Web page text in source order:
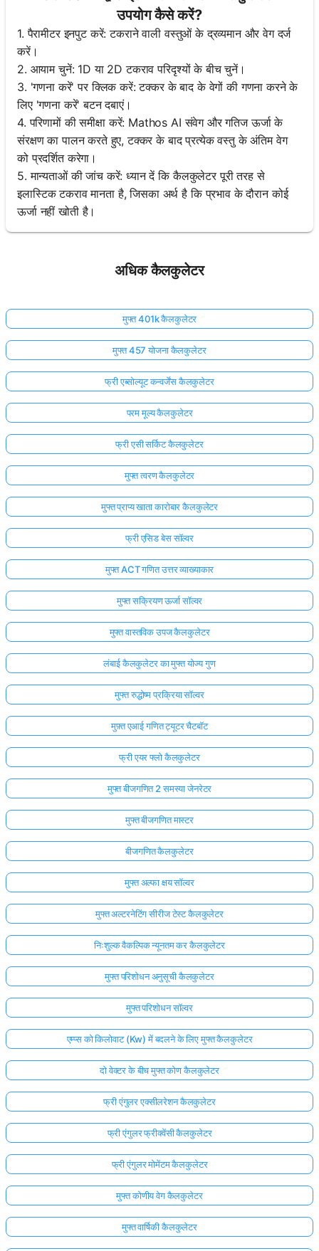
उपयोग कैसे करें?
1. पैरामीटर इनपुट करें: टकराने वाली वस्तुओं के द्रव्यमान और वेग दर्ज
करें।
2. आयाम चुनें: 1D या 2D टकराव परिदृश्यों के बीच चुनें।
3. 'गणना करें' पर क्लिक करें: टक्कर के बाद के वेगों की गणना करने के
लिए 'गणना करें' बटन दबाएं।
4. परिणामों की समीक्षा करें: Mathos AI संवेग और गतिज ऊर्जा के
संरक्षण का पालन करते हुए, टक्कर के बाद प्रत्येक वस्तु के अंतिम वेग
को प्रदर्शित करेगा।
5. मान्यताओं की जांच करें: ध्यान दें कि कैलकुलेटर पूरी तरह से
इलास्टिक टकराव मानता है, जिसका अर्थ है कि प्रभाव के दौरान कोई
ऊर्जा नहीं खोती है।
अधिक कैलकुलेटर
मुफ्त 401k कैलकुलेटर
मुफ्त 457 योजना कैलकुलेटर
फ्री एब्सोल्यूट कन्वर्जेंस कैलकुलेटर
परम मूल्य कैलकुलेटर
फ्री एसी सर्किट कैलकुलेटर
मुफ्त त्वरण कैलकुलेटर
मुफ्त प्राप्य खाता कारोबार कैलकुलेटर
फ्री एसिड बेस सॉल्वर
मुफ्त ACT गणित उत्तर व्याख्याकार
मुफ्त सक्रियण ऊर्जा सॉल्वर
मुफ्त वास्तविक उपज कैलकुलेटर
लंबाई कैलकुलेटर का मुफ्त योज्य गुण
मुफ्त रुद्धोष्म प्रक्रिया सॉल्वर
मुफ़्त एआई गणित ट्यूटर चैटबॉट
फ्री एयर फ्लो कैलकुलेटर
मुफ्त बीजगणित 2 समस्या जेनरेटर
मुफ्त बीजगणित मास्टर
बीजगणित कैलकुलेटर
मुफ्त अल्फा क्षय सॉल्वर
मुफ्त अल्टरनेटिंग सीरीज टेस्ट कैलकुलेटर
निःशुल्क वैकल्पिक न्यूनतम कर कैलकुलेटर
मुफ्त परिशोधन अनुसूची कैलकुलेटर
मुफ्त परिशोधन सॉल्वर
एम्प्स को किलोवाट (Kw) में बदलने के लिए मुफ्त कैलकुलेटर
दो वेक्टर के बीच मुफ्त कोण कैलकुलेटर
फ्री एंगुलर एक्सीलरेशन कैलकुलेटर
फ्री एंगुलर फ्रीक्वेंसी कैलकुलेटर
फ्री एंगुलर मोमेंटम कैलकुलेटर
मुफ्त कोणीय वेग कैलकुलेटर
मुफ्त वार्षिकी कैलकुलेटर